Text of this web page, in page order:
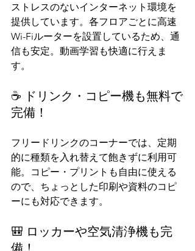
ストレスのないインターネット環境を
提供しています。各フロアごとに高速
Wi-Fiルーターを設置しているため、通
信も安定。動画学習も快適に行えま
す。
☕ ドリンク・コピー機も無料で
完備！
フリードリンクのコーナーでは、定期
的に種類を入れ替えて飽きずに利用可
能。コピー・プリントも自由に使える
ので、ちょっとした印刷や資料のコピ
ーにも対応できます。
🎒 ロッカーや空気清浄機も完
備！